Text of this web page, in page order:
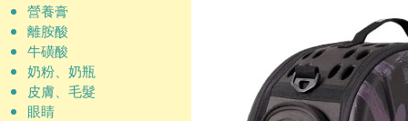
營養膏
離胺酸
牛磺酸
奶粉、奶瓶
皮膚、毛髮
眼睛